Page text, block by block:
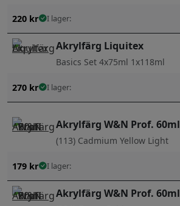
220 kr I lager:
Akrylfärg Liquitex
Basics Set 4x75ml 1x118ml
270 kr I lager:
Akrylfärg W&N Prof. 60ml
(113) Cadmium Yellow Light
179 kr I lager:
Akrylfärg W&N Prof. 60ml